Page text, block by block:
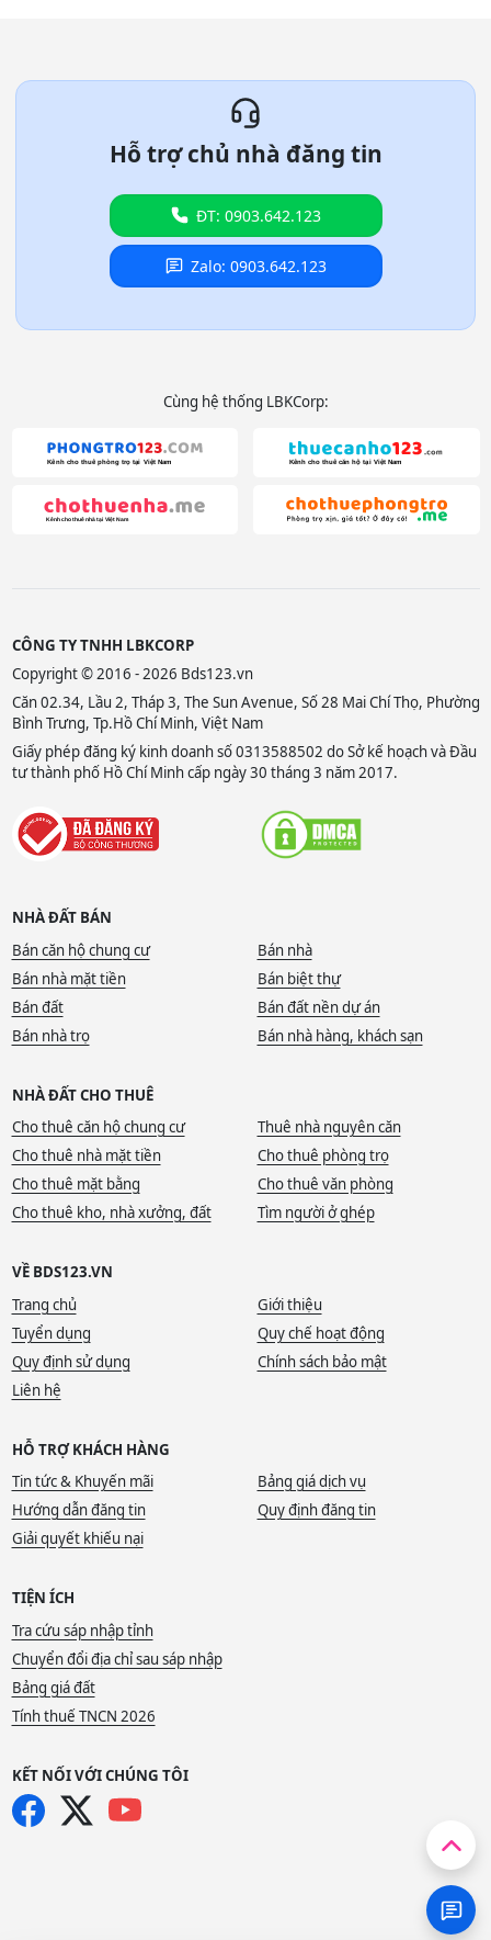
Hỗ trợ chủ nhà đăng tin
ĐT: 0903.642.123
Zalo: 0903.642.123
Cùng hệ thống LBKCorp:
CÔNG TY TNHH LBKCORP
Copyright © 2016 - 2026 Bds123.vn
Căn 02.34, Lầu 2, Tháp 3, The Sun Avenue, Số 28 Mai Chí Thọ, Phường
Bình Trưng, Tp.Hồ Chí Minh, Việt Nam
Giấy phép đăng ký kinh doanh số 0313588502 do Sở kế hoạch và Đầu
tư thành phố Hồ Chí Minh cấp ngày 30 tháng 3 năm 2017.
NHÀ ĐẤT BÁN
Bán căn hộ chung cư
Bán nhà
Bán nhà mặt tiền
Bán biệt thự
Bán đất
Bán đất nền dự án
Bán nhà trọ
Bán nhà hàng, khách sạn
NHÀ ĐẤT CHO THUÊ
Cho thuê căn hộ chung cư
Thuê nhà nguyên căn
Cho thuê nhà mặt tiền
Cho thuê phòng trọ
Cho thuê mặt bằng
Cho thuê văn phòng
Cho thuê kho, nhà xưởng, đất
Tìm người ở ghép
VỀ BDS123.VN
Trang chủ
Giới thiệu
Tuyển dụng
Quy chế hoạt động
Quy định sử dụng
Chính sách bảo mật
Liên hệ
HỖ TRỢ KHÁCH HÀNG
Tin tức & Khuyến mãi
Bảng giá dịch vụ
Hướng dẫn đăng tin
Quy định đăng tin
Giải quyết khiếu nại
TIỆN ÍCH
Tra cứu sáp nhập tỉnh
Chuyển đổi địa chỉ sau sáp nhập
Bảng giá đất
Tính thuế TNCN 2026
KẾT NỐI VỚI CHÚNG TÔI